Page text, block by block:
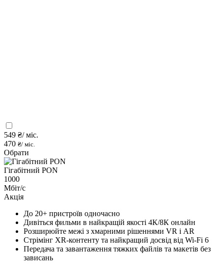
549 ₴/ міс.
470 ₴/ міс.
Обрати
Гігабітний PON
1000
Мбіт/с
Акція
До 20+ пристроїв одночасно
Дивіться фильми в найкращій якості 4К/8К онлайн
Розширюйте межі з хмарними рішеннями VR і AR
Стрімінг XR-контенту та найкращий досвід від Wi-Fi 6
Передача та завантаження тяжких файлів та макетів без
зависань